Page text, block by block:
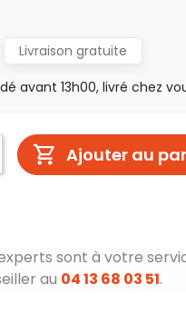
Livraison gratuite
avant 13h00, livré chez
Ajouter au
sont à votre
au 04 13 68 03 51.